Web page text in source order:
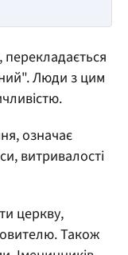
перекладається
Люди з цим
означає
витривалості
церкву,
Також